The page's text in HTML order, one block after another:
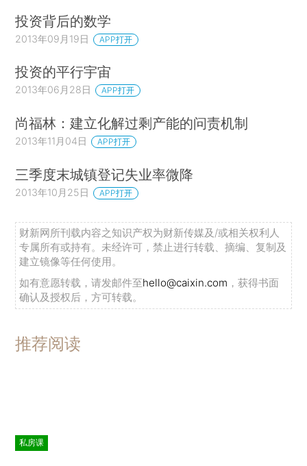
投资背后的数学
2013年09月19日 APP打开
投资的平行宇宙
2013年06月28日 APP打开
尚福林：建立化解过剩产能的问责机制
2013年11月04日 APP打开
三季度末城镇登记失业率微降
2013年10月25日 APP打开
财新网所刊载内容之知识产权为财新传媒及/或相关权利人
专属所有或持有。未经许可，禁止进行转载、摘编、复制及
建立镜像等任何使用。
如有意愿转载，请发邮件至hello@caixin.com ，获得书面
确认及授权后，方可转载。
推荐阅读
私房课